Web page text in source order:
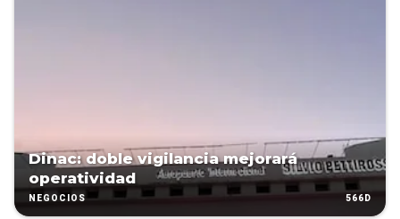
Dinac: doble vigilancia mejorará
operatividad
NEGOCIOS 566D